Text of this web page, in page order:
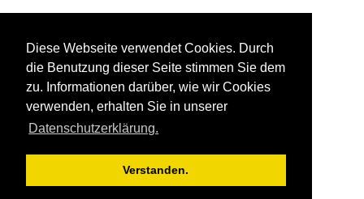
Diese Webseite verwendet Cookies. Durch
die Benutzung dieser Seite stimmen Sie dem
zu. Informationen darüber, wie wir Cookies
verwenden, erhalten Sie in unserer
Datenschutzerklärung.
Verstanden.